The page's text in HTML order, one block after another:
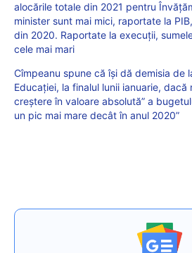
alocările totale din 2021 pentru
minister sunt mai mici, raportate la
din 2020. Raportate la execuții,
cele mai mari
Cîmpeanu spune că își dă demisia de
Educației, la finalul lunii ianuarie, dacă
creștere în valoare absolută” a
un pic mai mare decât în anul 2020”